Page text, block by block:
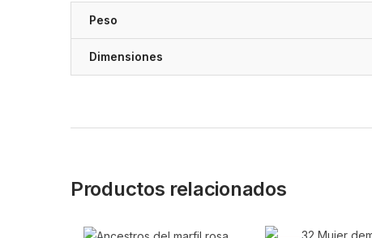
Peso
Dimensiones
Productos relacionados